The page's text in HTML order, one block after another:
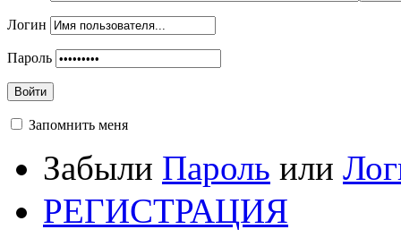
Логин
Пароль
Войти
Запомнить меня
Забыли Пароль или
РЕГИСТРАЦИЯ